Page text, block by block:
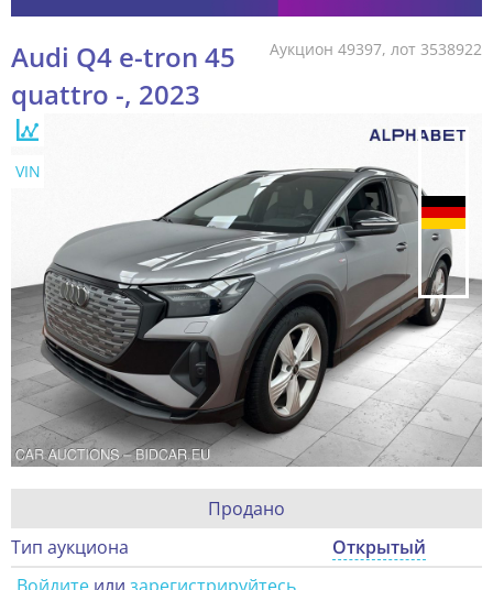
Аукцион 49397, лот 3538922
Audi Q4 e-tron 45
quattro -, 2023
VIN
Продано
Тип аукциона
Открытый